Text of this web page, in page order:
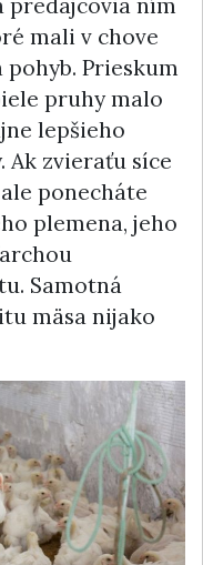
predajcovia ním
mali v chove
Prieskum
pruhy malo
lepšieho
Ak zvieraťu síce
ponecháte
plemena, jeho
Samotná
mäsa nijako